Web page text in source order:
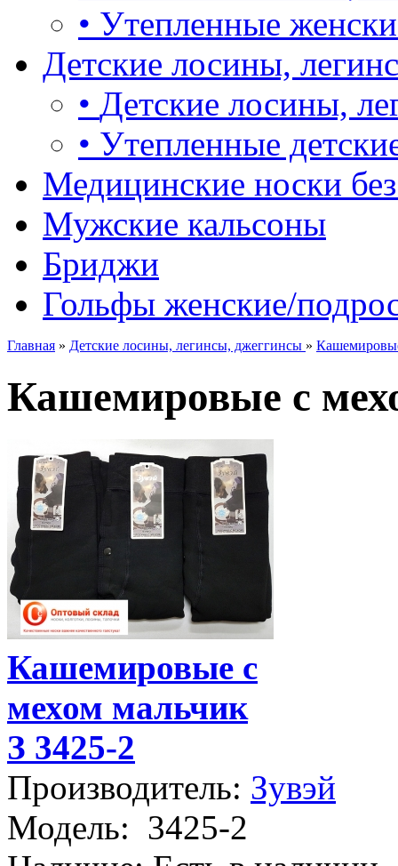
• Утепленные
Детские лосины,
• Детские лосины,
• Утепленные
Медицинские носки
Мужские кальсоны
Бриджи
Гольфы женские/
Главная » Детские лосины, легинсы, джеггинсы »
Кашемировые с
Кашемировые с
мехом мальчик
З 3425-2
Производитель: Зувэй
Модель: 3425-2